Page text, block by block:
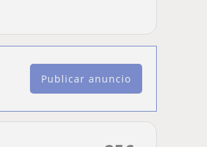
Publicar anuncio